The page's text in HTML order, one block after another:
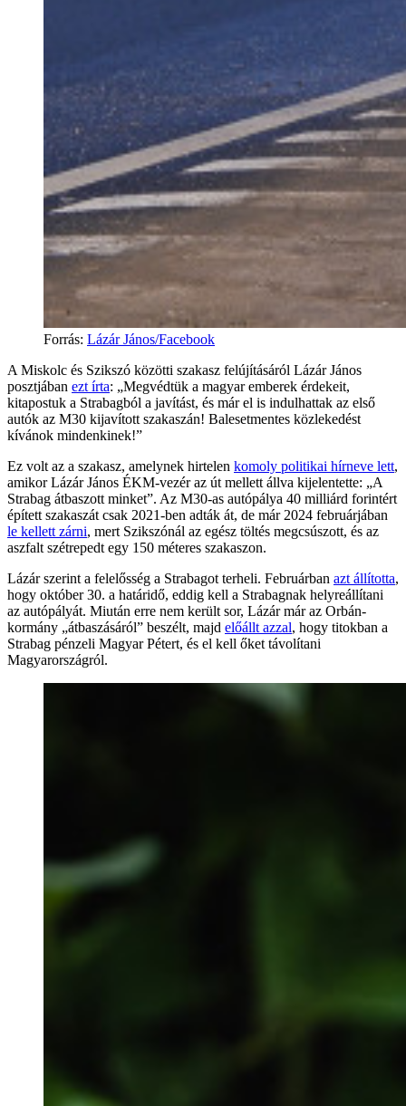
Forrás: Lázár János/Facebook
A Miskolc és Szikszó közötti szakasz felújításáról Lázár János
posztjában ezt írta: „Megvédtük a magyar emberek érdekeit,
kitapostuk a Strabagból a javítást, és már el is indulhattak az első
autók az M30 kijavított szakaszán! Balesetmentes közlekedést
kívánok mindenkinek!”
Ez volt az a szakasz, amelynek hirtelen komoly politikai hírneve lett,
amikor Lázár János ÉKM-vezér az út mellett állva kijelentette: „A
Strabag átbaszott minket”. Az M30-as autópálya 40 milliárd forintért
épített szakaszát csak 2021-ben adták át, de már 2024 februárjában
le kellett zárni, mert Szikszónál az egész töltés megcsúszott, és az
aszfalt szétrepedt egy 150 méteres szakaszon.
Lázár szerint a felelősség a Strabagot terheli. Februárban azt állította,
hogy október 30. a határidő, eddig kell a Strabagnak helyreállítani
az autópályát. Miután erre nem került sor, Lázár már az Orbán-
kormány „átbaszásáról” beszélt, majd előállt azzal, hogy titokban a
Strabag pénzeli Magyar Pétert, és el kell őket távolítani
Magyarországról.